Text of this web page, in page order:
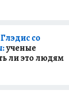
со
ученые
ли это людям